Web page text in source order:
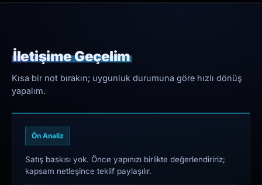
İletişime Geçelim
Kısa bir not bırakın; uygunluk durumuna göre hızlı dönüş
yapalım.
Ön Analiz
Satış baskısı yok. Önce yapınızı birlikte değerlendiririz;
kapsam netleşince teklif paylaşılır.